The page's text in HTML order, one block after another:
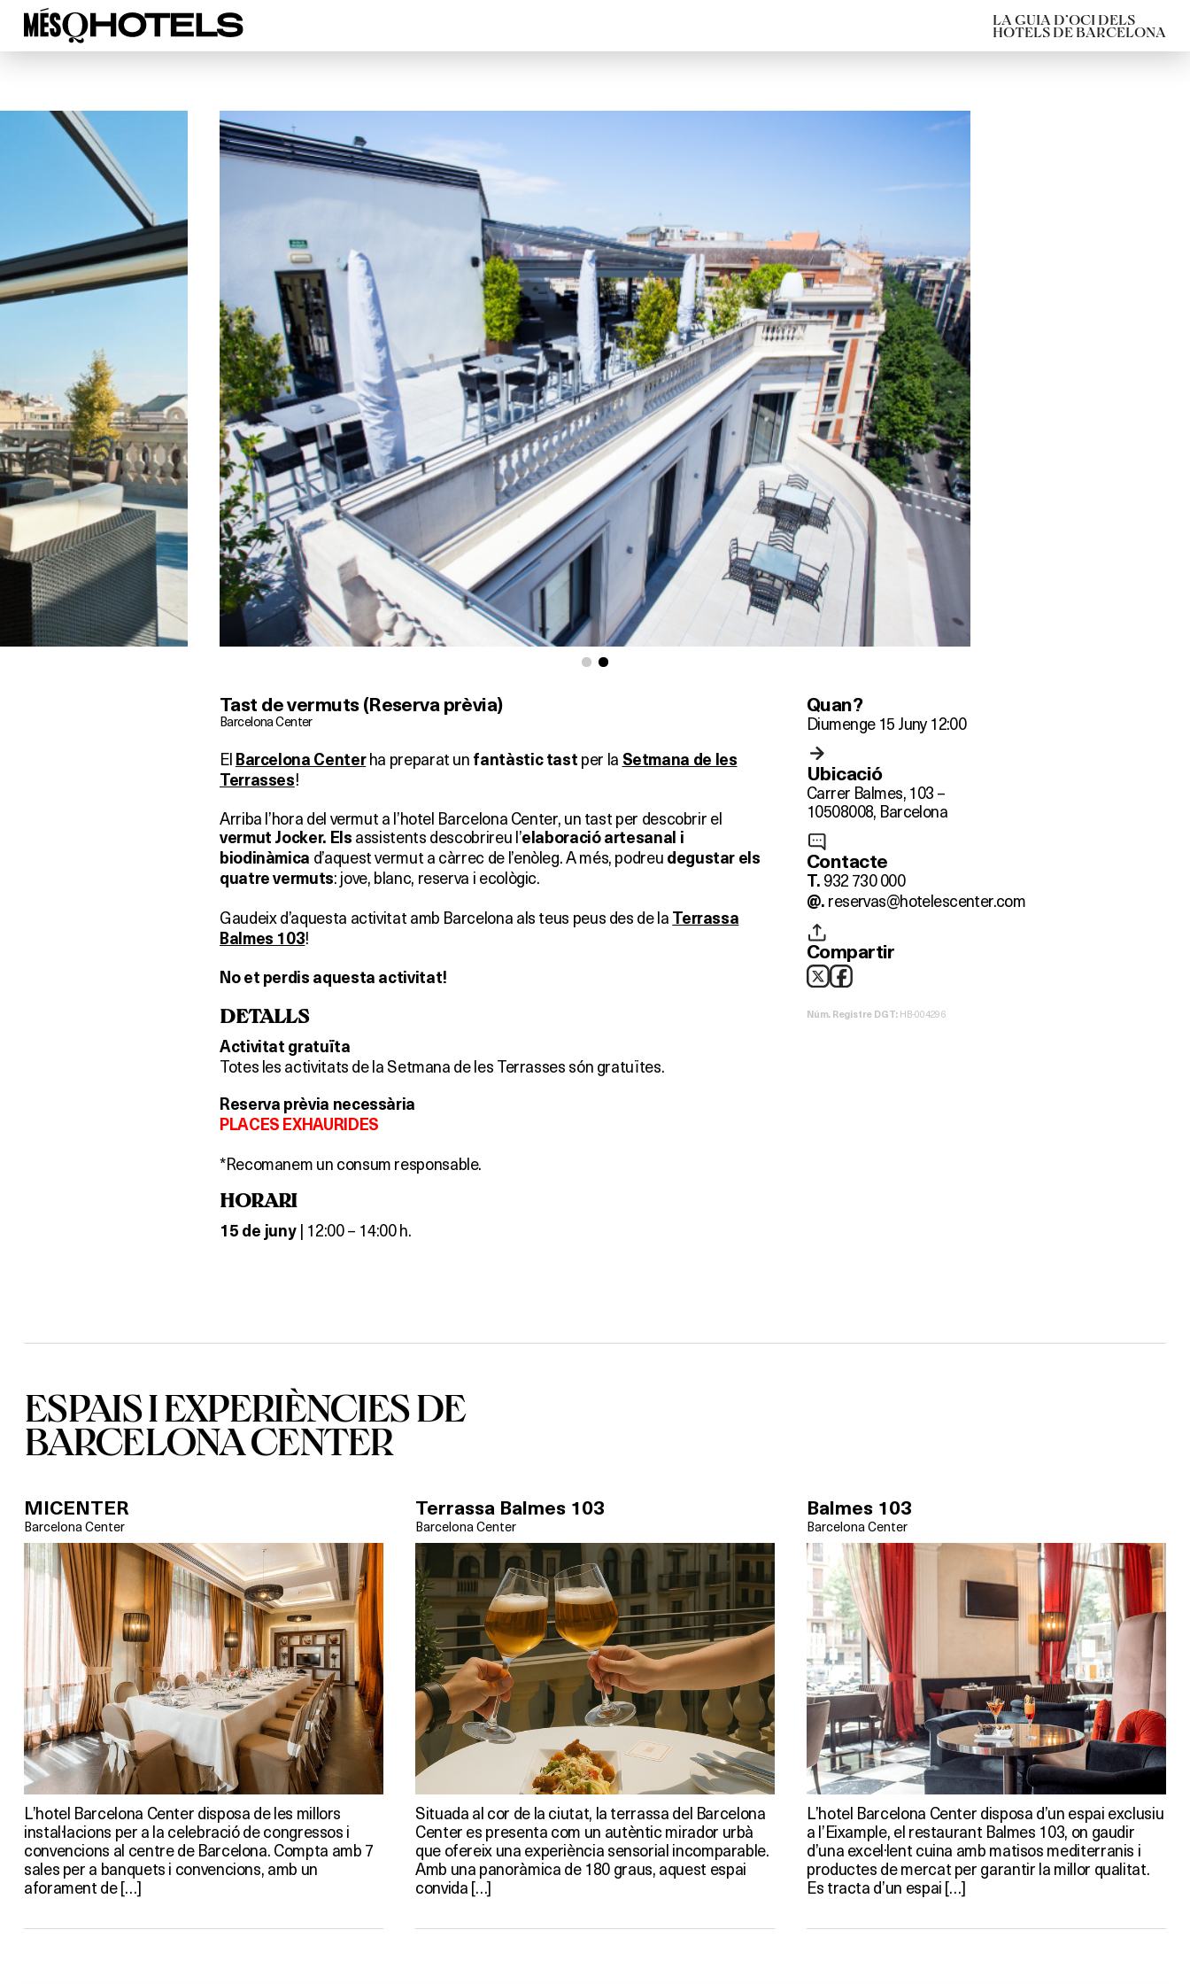
LA GUIA D’OCI DELS
HOTELS DE BARCELONA
Tast de vermuts (Reserva prèvia)
Barcelona Center
El Barcelona Center ha preparat un fantàstic tast per la Setmana de les
Terrasses!
Arriba l’hora del vermut a l’hotel Barcelona Center, un tast per descobrir el
vermut Jocker. Els assistents descobrireu l’elaboració artesanal i
biodinàmica d’aquest vermut a càrrec de l’enòleg. A més, podreu degustar els
quatre vermuts: jove, blanc, reserva i ecològic.
Gaudeix d’aquesta activitat amb Barcelona als teus peus des de la Terrassa
Balmes 103!
No et perdis aquesta activitat!
DETALLS
Activitat gratuïta
Totes les activitats de la Setmana de les Terrasses són gratuïtes.
Reserva prèvia necessària
PLACES EXHAURIDES
*Recomanem un consum responsable.
HORARI
15 de juny| 12:00 – 14:00 h.
Quan?
Diumenge 15 Juny 12:00
Ubicació
Carrer Balmes, 103 –
10508008, Barcelona
Contacte
T. 932 730 000
@. reservas@hotelescenter.com
Compartir
Núm. Registre DGT: HB-004296
ESPAIS I EXPERIÈNCIES DE
BARCELONA CENTER
MICENTER
Barcelona Center
L’hotel Barcelona Center disposa de les millors
instal·lacions per a la celebració de congressos i
convencions al centre de Barcelona. Compta amb 7
sales per a banquets i convencions, amb un
aforament de […]
Terrassa Balmes 103
Barcelona Center
Situada al cor de la ciutat, la terrassa del Barcelona
Center es presenta com un autèntic mirador urbà
que ofereix una experiència sensorial incomparable.
Amb una panoràmica de 180 graus, aquest espai
convida […]
Balmes 103
Barcelona Center
L’hotel Barcelona Center disposa d’un espai exclusiu
a l’Eixample, el restaurant Balmes 103, on gaudir
d’una excel·lent cuina amb matisos mediterranis i
productes de mercat per garantir la millor qualitat.
Es tracta d’un espai […]